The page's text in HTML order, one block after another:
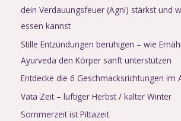
dein Verdauungsfeuer (Agni) stärkst und
essen kannst
Stille Entzündungen beruhigen – wie
Ayurveda den Körper sanft unterstützen
Entdecke die 6 Geschmacksrichtungen im
Vata Zeit – luftiger Herbst / kalter Winter
Sommerzeit ist Pittazeit